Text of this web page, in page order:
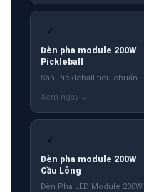
✓
Đèn pha module 200W
Pickleball
Sân Pickleball tiêu chuẩn
✓
Đèn pha module 200W
Cầu Lông
Đèn Pha LED Module 200W